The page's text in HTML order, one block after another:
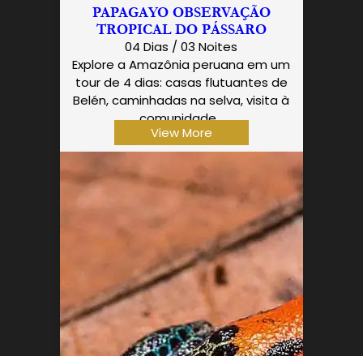
PAPAGAYO OBSERVAÇÃO
TROPICAL DO PÁSSARO
04 Dias / 03 Noites
Explore a Amazônia peruana em um
tour de 4 dias: casas flutuantes de
Belén, caminhadas na selva, visita à
comunidade…
View More